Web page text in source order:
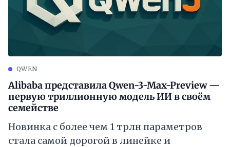
QWEN
Alibaba представила Qwen-3-Max-Preview —
первую триллионную модель ИИ в своём
семействе
Новинка с более чем 1 трлн параметров
стала самой дорогой в линейке и